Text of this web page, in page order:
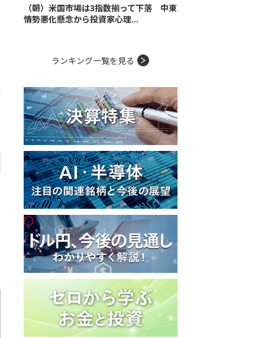
（朝）米国市場は3指数揃って下落 中東
情勢悪化懸念から投資家心理...
ランキング一覧を見る